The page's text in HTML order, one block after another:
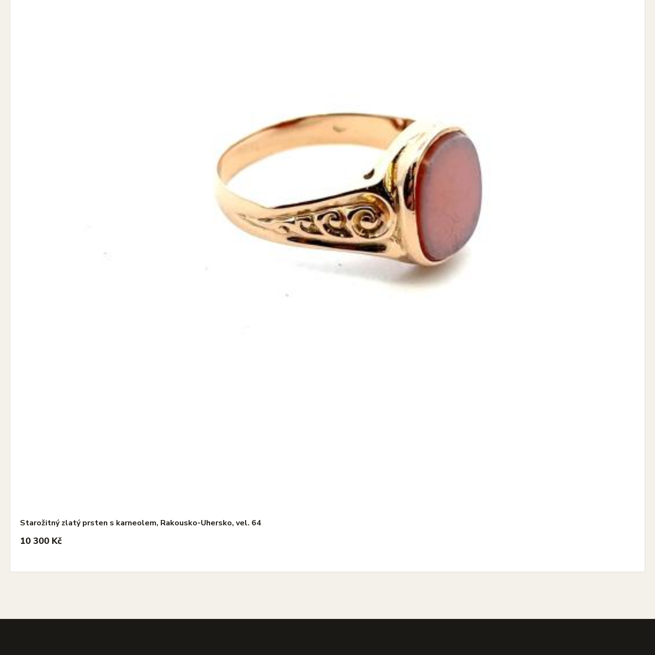
Starožitný zlatý prsten s karneolem, Rakousko-Uhersko, vel. 64
10 300 Kč